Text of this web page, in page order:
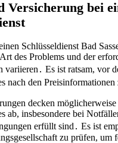
Versicherung bei
Schlüsseldienst Bad
des Problems und der
variieren․ Es ist ratsam, vor
nach den Preisinformationen
decken
ab, insbesondere bei
erfüllt sind․ Es ist
zu prüfen, um